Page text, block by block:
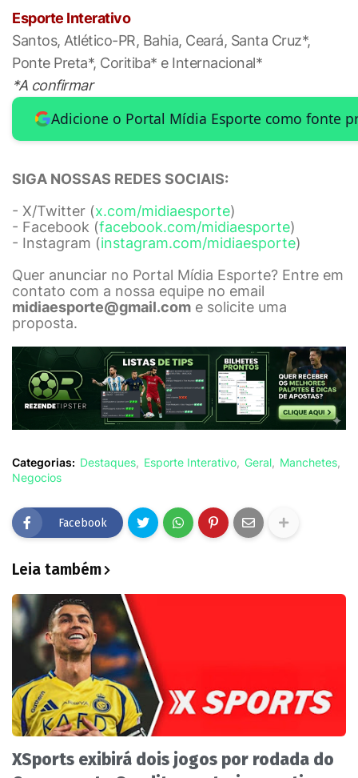
Esporte Interativo
Santos, Atlético-PR, Bahia, Ceará, Santa Cruz*,
Ponte Preta*, Coritiba* e Internacional*
*A confirmar
Adicione o Portal Mídia Esporte como fonte
SIGA NOSSAS REDES SOCIAIS:
- X/Twitter (x.com/midiaesporte)
- Facebook (facebook.com/midiaesporte)
- Instagram (instagram.com/midiaesporte)
Quer anunciar no Portal Mídia Esporte? Entre em
contato com a nossa equipe no email
midiaesporte@gmail.com e solicite uma
proposta.
Categorias: Destaques Esporte Interativo Geral
Manchetes
Negocios
Facebook
Leia também
XSports exibirá dois jogos por rodada do